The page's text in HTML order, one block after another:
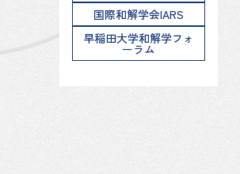
国際和解学会IARS
早稲田大学和解学フォ
ーラム